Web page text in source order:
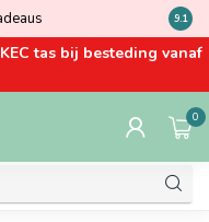
Kom
9.1
tas bij besteding vanaf
0